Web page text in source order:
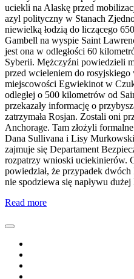
uciekli na Alaskę przed
azyl polityczny w Stanach
niewielką łodzią do liczącego
Gambell na wyspie Saint
jest ona w odległości 60
Syberii. Mężczyźni powiedzieli
przed wcieleniem do
miejscowości Egwiekinot w
odległej o 500 kilometrów od
przekazały informację o
zatrzymała Rosjan. Zostali oni
Anchorage. Tam złożyli
Dana Sullivana i Lisy
zajmuje się Departament
rozpatrzy wnioski uciekinierów.
powiedział, że przypadek
nie spodziewa się napływu
Read more